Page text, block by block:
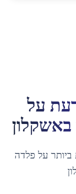
על
באשקלון
ביותר על פלדה